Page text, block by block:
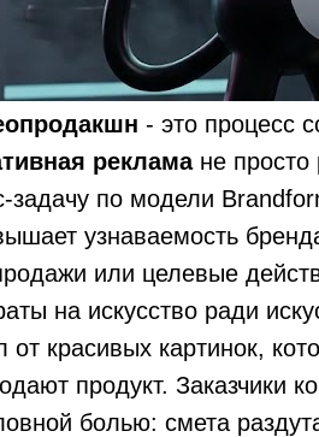
- это процесс
рекламане просто
задачу по модели
узнаваемость
или целевые
на искусство ради
от красивых картинок,
продукт. Заказчики
болью: смета